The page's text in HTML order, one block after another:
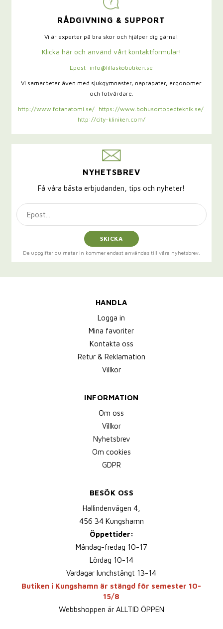
RÅDGIVNING & SUPPORT
Vi är experter på bra skor och hjälper dig gärna!
Klicka här och använd vårt kontaktformulär!
Epost: info@lillaskobutiken.se
Vi samarbetar även med sjukgymnaster, naprapater, ergonomer
och fotvårdare.
http://www.fotanatomi.se/
https://www.bohusortopedteknik.se/
http://city-kliniken.com/
NYHETSBREV
Få våra bästa erbjudanden, tips och nyheter!
SKICKA
De uppgifter du matar in kommer endast användas till våra nyhetsbrev.
HANDLA
Logga in
Mina favoriter
Kontakta oss
Retur & Reklamation
Villkor
INFORMATION
Om oss
Villkor
Nyhetsbrev
Om cookies
GDPR
BESÖK OSS
Hallindenvägen 4,
456 34 Kungshamn
Öppettider:
Måndag-fredag 10-17
Lördag 10-14
Vardagar lunchstängt 13-14
Butiken i Kungshamn är stängd för semester 10-
15/8
Webbshoppen är ALLTID ÖPPEN